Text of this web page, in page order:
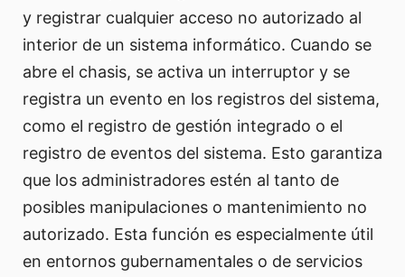
y registrar cualquier acceso no autorizado al
interior de un sistema informático. Cuando se
abre el chasis, se activa un interruptor y se
registra un evento en los registros del sistema,
como el registro de gestión integrado o el
registro de eventos del sistema. Esto garantiza
que los administradores estén al tanto de
posibles manipulaciones o mantenimiento no
autorizado. Esta función es especialmente útil
en entornos gubernamentales o de servicios